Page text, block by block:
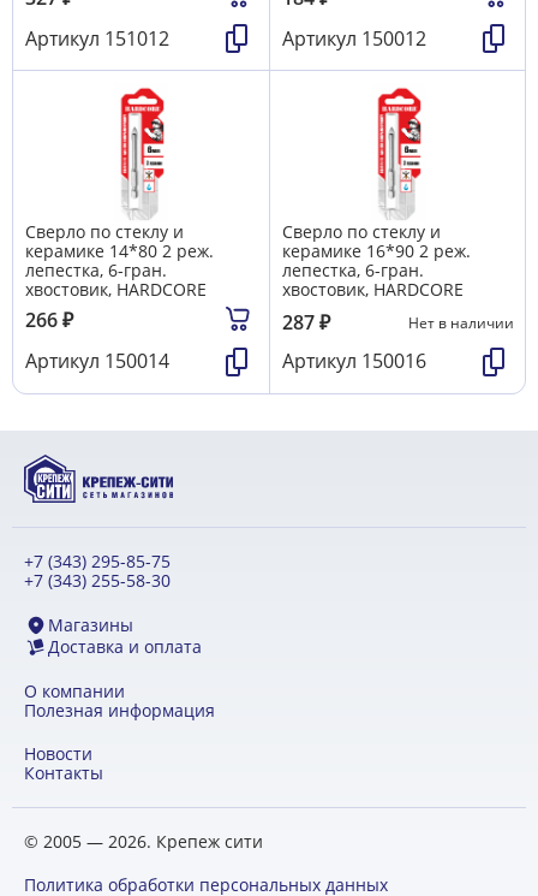
Артикул 151012
Артикул 150012
Сверло по стеклу и
керамике 14*80 2 реж.
лепестка, 6-гран.
хвостовик, HARDCORE
266₽
Артикул 150014
Сверло по стеклу и
керамике 16*90 2 реж.
лепестка, 6-гран.
хвостовик, HARDCORE
287₽ Нет в наличии
Артикул 150016
+7 (343) 295-85-75
+7 (343) 255-58-30
Магазины
Доставка и оплата
О компании
Полезная информация
Новости
Контакты
© 2005 — 2026. Крепеж сити
Политика обработки персональных данных